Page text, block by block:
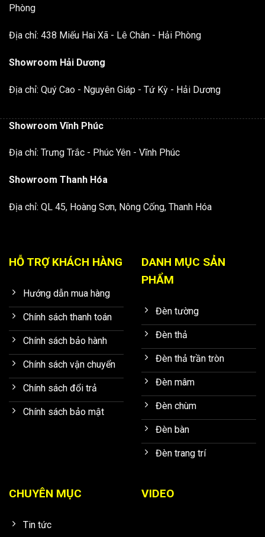
Phòng
Địa chỉ: 438 Miếu Hai Xã - Lê Chân - Hải Phòng
Showroom Hải Dương
Địa chỉ: Quý Cao - Nguyên Giáp - Tứ Kỳ - Hải Dương
Showroom Vĩnh Phúc
Địa chỉ: Trưng Trắc - Phúc Yên - Vĩnh Phúc
Showroom Thanh Hóa
Địa chỉ: QL 45, Hoàng Sơn, Nông Cống, Thanh Hóa
HỖ TRỢ KHÁCH HÀNG
Hướng dẫn mua hàng
Chính sách thanh toán
Chính sách bảo hành
Chính sách vận chuyển
Chính sách đổi trả
Chính sách bảo mật
DANH MỤC SẢN
PHẨM
Đèn tường
Đèn thả
Đèn thả trần tròn
Đèn mâm
Đèn chùm
Đèn bàn
Đèn trang trí
CHUYÊN MỤC
Tin tức
VIDEO